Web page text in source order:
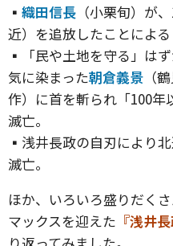
▪️ 織田信長 （小栗旬）が
近）を追放したことによる
▪️「民や土地を守る」は
気に染まった朝倉義景 （
作）に首を斬られ「100
滅亡。
▪️浅井長政の自刃により
滅亡。
ほか、いろいろ盛りだく
マックスを迎えた 『浅井